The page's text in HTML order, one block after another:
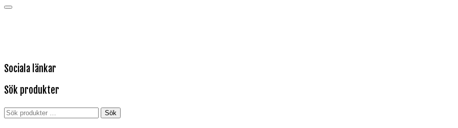
Sociala länkar
Sök produkter
Sök
Sök